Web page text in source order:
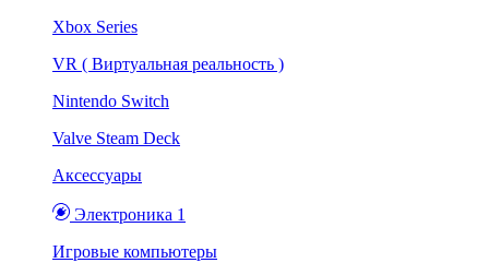
Xbox Series
VR ( Виртуальная реальность )
Nintendo Switch
Valve Steam Deck
Аксессуары
Электроника 1
Игровые компьютеры